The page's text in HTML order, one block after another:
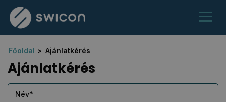
Főoldal Ajánlatkérés
Ajánlatkérés